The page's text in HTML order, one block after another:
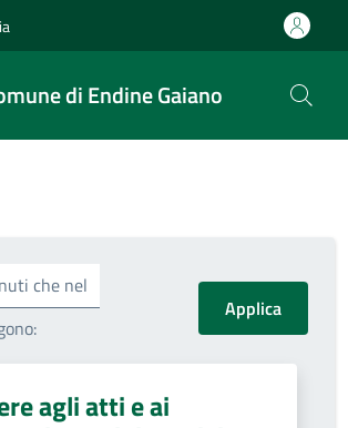
di Endine Gaiano
pane
che nel
agli atti e ai